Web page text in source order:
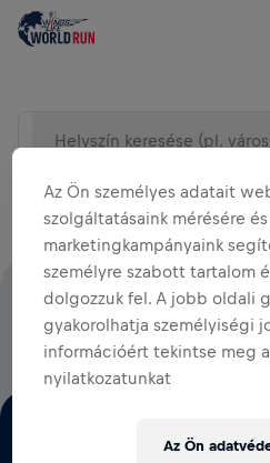
Helyszín keresése (pl.
A NEVEZÉSI DÍJAK 100%-ÁT A
KUTATÁSÁRA
Az Ön személyes adatait
szolgáltatásaink mérésére
marketingkampányaink
személyre szabott tartalom
dolgozzuk fel. A jobb oldali
gyakorolhatja személyiségi
információért tekintse meg
nyilatkozatunkat
Az Ön